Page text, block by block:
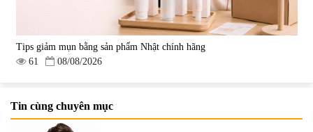
Tips giảm mụn bằng sản phẩm Nhật chính hãng
61
08/08/2026
Tin cùng chuyên mục